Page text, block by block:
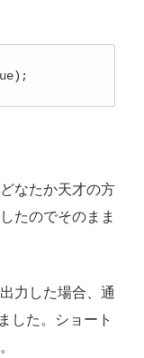
なたか天才の方
たのでそのまま
力した場合、通
した。ショート